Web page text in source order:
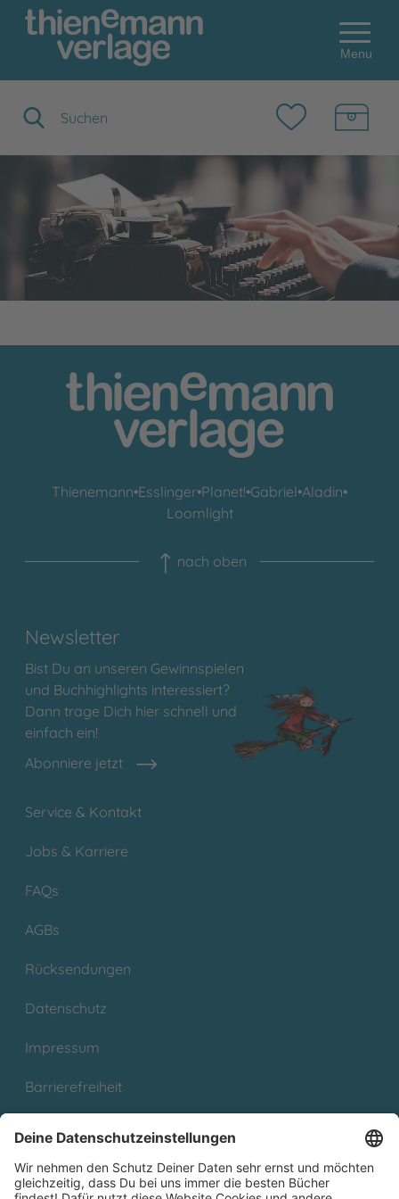
Menu
Thienemann•Esslinger•Planet!•Gabriel•Aladin•
Loomlight
nach oben
Newsletter
Bist Du an unseren Gewinnspielen
und Buchhighlights interessiert?
Dann trage Dich hier schnell und
einfach ein!
Abonniere jetzt
Service & Kontakt
Jobs & Karriere
FAQs
AGBs
Rücksendungen
Datenschutz
Impressum
Barrierefreiheit
Partnerprogramm (Affiliate)